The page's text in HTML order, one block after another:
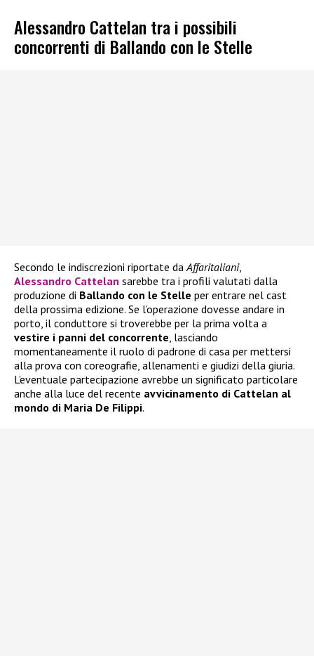
Alessandro Cattelan tra i possibili
concorrenti di Ballando con le Stelle
Secondo le indiscrezioni riportate daAffaritaliani,
Alessandro Cattelan sarebbe tra i profili valutati dalla
produzione di Ballando con le Stelle per entrare nel cast
della prossima edizione. Se l’operazione dovesse andare in
porto, il conduttore si troverebbe per la prima volta a
vestire i panni del concorrente, lasciando
momentaneamente il ruolo di padrone di casa per mettersi
alla prova con coreografie, allenamenti e giudizi della giuria.
L’eventuale partecipazione avrebbe un significato particolare
anche alla luce del recente avvicinamento di Cattelan al
mondo di Maria De Filippi.